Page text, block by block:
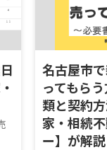
名古屋市
ってもら
類と契約
家・相続
ー】が解説